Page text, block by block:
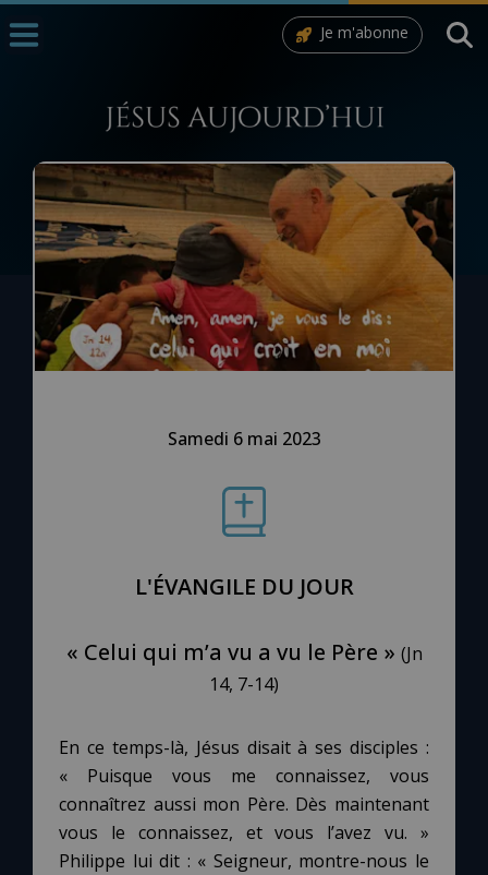
1000 Raisons de Croire
L'actualité de la semaine
La chaîne Youtube
Le site internet
Prier au quotidien
Avec Thérèse de Lisieux
Je m'abonne
Samedi 6 mai 2023
L'ÉVANGILE DU JOUR
« Celui qui m’a vu a vu le Père » (Jn
14, 7-14)
En ce temps-là, Jésus disait à ses disciples :
« Puisque vous me connaissez, vous
connaîtrez aussi mon Père. Dès maintenant
vous le connaissez, et vous l’avez vu. »
Philippe lui dit : « Seigneur, montre-nous le